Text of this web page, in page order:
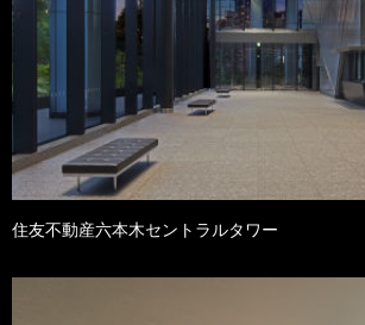
住友不動産六本木セントラルタワー